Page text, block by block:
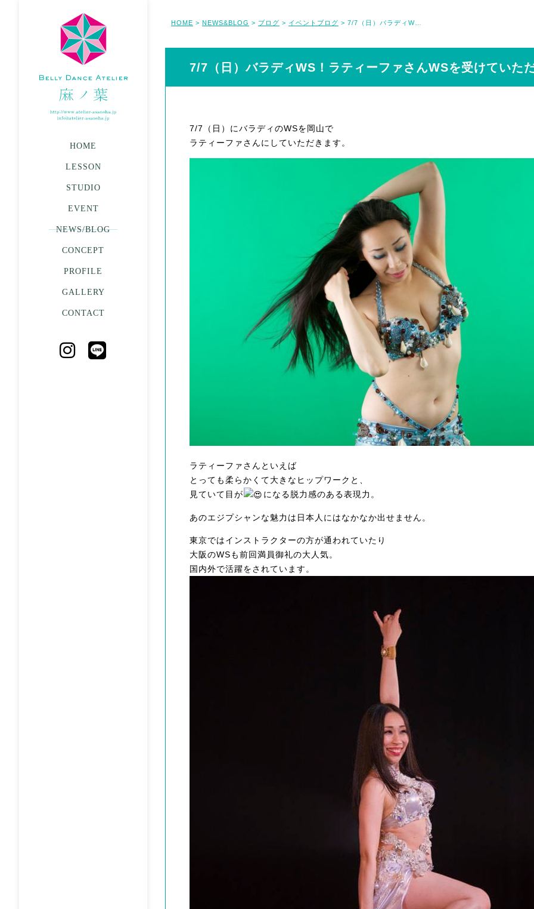
HOME
LESSON
STUDIO
EVENT
NEWS/BLOG
CONCEPT
PROFILE
GALLERY
CONTACT
HOME > NEWS&BLOG > ブログ > イベントブログ >
7/7（日）バラディWS！ラティーファさんWSを受けていた
7/7（日）にバラディのWSを岡山で
ラティーファさんにしていただきます。
ラティーファさんといえば
とっても柔らかくて大きなヒップワークと、
見ていて目が
になる脱力感のある表現力。
あのエジプシャンな魅力は日本人にはなかなか出せません。
東京ではインストラクターの方が通われていたり
大阪のWSも前回満員御礼の大人気。
国内外で活躍をされています。